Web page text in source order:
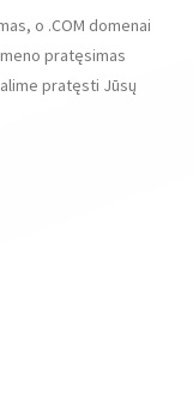
o .COM domenai
pratęsimas
pratęsti Jūsų